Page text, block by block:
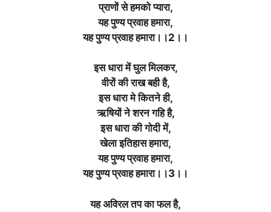
प्राणों से हमको प्यारा,
यह पुण्य प्रवाह हमारा,
यह पुण्य प्रवाह हमारा।।2।।
इस धारा में घुल मिलकर,
वीरों की राख बही है,
इस धारा मे कितने ही,
ऋषियों ने शरन गहि है,
इस धारा की गोदी में,
खेला इतिहास हमारा,
यह पुण्य प्रवाह हमारा,
यह पुण्य प्रवाह हमारा।।3।।
यह अविरल तप का फल है,